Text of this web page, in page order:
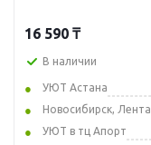
16 590 ₸
В наличии
УЮТ Астана
Новосибирск, Лента
УЮТ в тц Апорт